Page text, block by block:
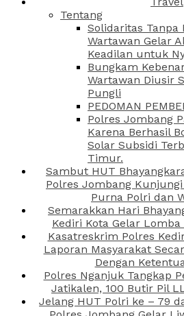
Tentang
Solidaritas Tanpa
Wartawan Gelar
Keadilan untuk
Bungkam
Wartawan Diusir
Pungli
PEDOMAN
Polres Jombang
Karena Berhasil
Solar Subsidi
Timur.
Sambut HUT
Polres Jombang Kunjungi
Purna Polri dan
Semarakkan Hari
Kediri Kota Gelar
Kasatreskrim Polres
Laporan Masyarakat
Dengan
Polres Nganjuk Tangkap
Jatikalen, 100 Butir Pil
Jelang HUT Polri ke – 79